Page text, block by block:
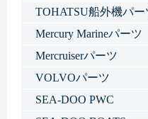
TOHATSU船外機パー
Mercury Marineパーツ
Mercruiserパーツ
VOLVOパーツ
SEA-DOO PWC